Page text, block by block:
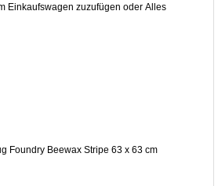
Einkaufswagen zuzufügen oder Alles
Foundry Beewax Stripe 63 x 63 cm